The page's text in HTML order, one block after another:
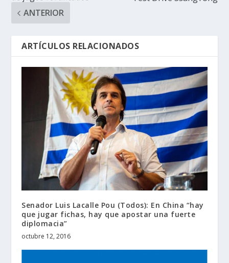
ANTERIOR
ARTÍCULOS RELACIONADOS
Senador Luis Lacalle Pou (Todos): En China “hay
que jugar fichas, hay que apostar una fuerte
diplomacia”
octubre 12, 2016